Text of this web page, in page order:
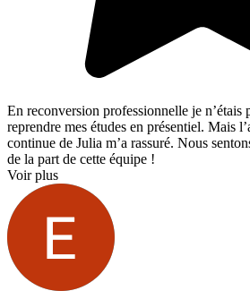
En reconversion professionnelle je n’étais
reprendre mes études en présentiel. Mais
continue de Julia m’a rassuré. Nous
de la part de cette équipe !
Voir plus